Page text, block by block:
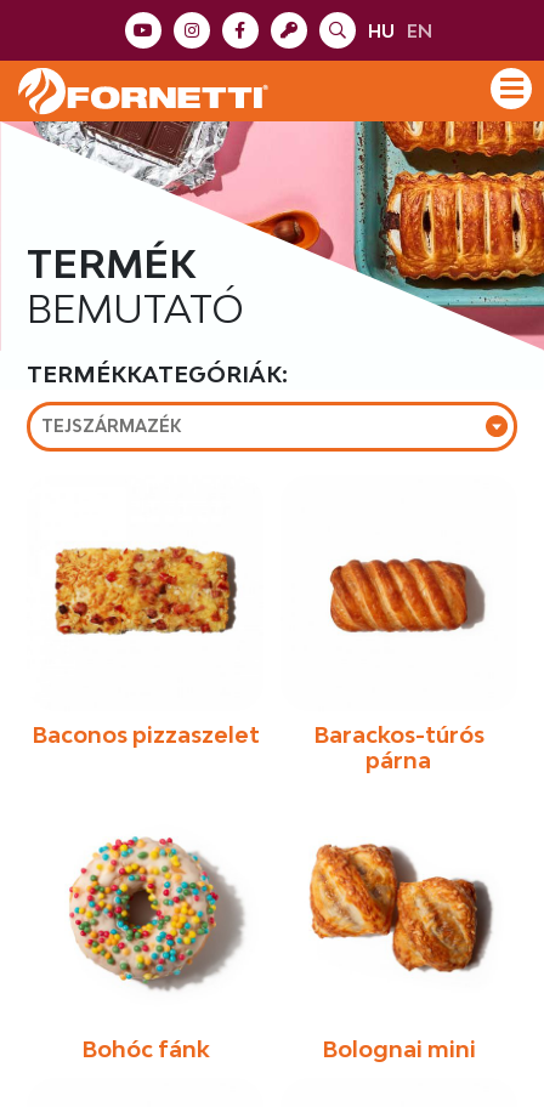
HU EN
TERMÉK
BEMUTATÓ
TERMÉKKATEGÓRIÁK:
TEJSZÁRMAZÉK
Baconos pizzaszelet
Barackos-túrós
párna
Bohóc fánk Bolognai mini